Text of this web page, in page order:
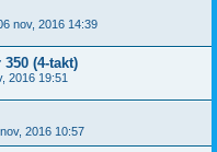
nov, 2016 14:39
(4-takt)
2016 19:51
2016 10:57